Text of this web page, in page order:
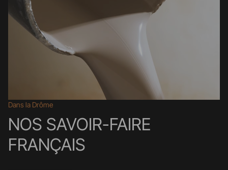
Dans la Drôme
NOS SAVOIR-FAIRE
FRANÇAIS